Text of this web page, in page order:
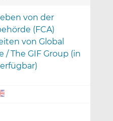
von der
(FCA)
von Global
/ The GIF Group (in